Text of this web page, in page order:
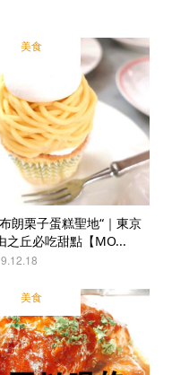
美食
朗栗子蛋糕聖地“｜東京
之丘必吃甜點【MO...
美食